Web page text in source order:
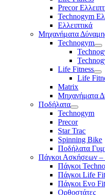
Precor
Technogym
Ελλειπτικά
Μηχανήματα
Technogym
Life Fitness
Life
Matrix
Μηχανήματα
Ποδήλατα
Technogym
Precor
Star Trac
Spinning Bike
Ποδήλατα
Πάγκοι Ασκήσεων –
Πάγκοι
Πάγκοι Life
Πάγκοι Evo
Ορθοστάτες